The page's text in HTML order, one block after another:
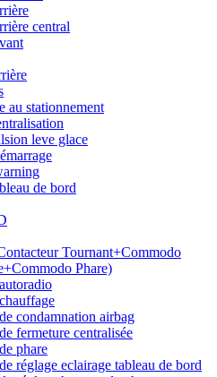
central
au stationnement
leve glace
de bord
Tournant+Commodo
Phare)
condamnation airbag
fermeture centralisée
phare
réglage eclairage tableau de bord